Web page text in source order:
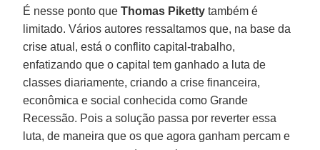
É nesse ponto queThomas Piketty também é
limitado. Vários autores ressaltamos que, na base da
crise atual, está o conflito capital-trabalho,
enfatizando que o capital tem ganhado a luta de
classes diariamente, criando a crise financeira,
econômica e social conhecida como Grande
Recessão. Pois a solução passa por reverter essa
luta, de maneira que os que agora ganham percam e